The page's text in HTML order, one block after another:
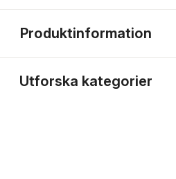
Produktinformation
Utforska kategorier